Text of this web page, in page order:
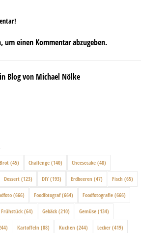
um einen Kommentar abzugeben.
Blog von Michael Nölke
Brot (45) Challenge (140) Cheesecake (48)
Dessert (123) DIY (193) Erdbeeren (47) Fisch (65)
(666) Foodfotograf(664) Foodfotografie (666)
Frühstück (64) Gebäck (210) Gemüse (134)
Kartoffeln (88) Kuchen (244) Lecker (419)